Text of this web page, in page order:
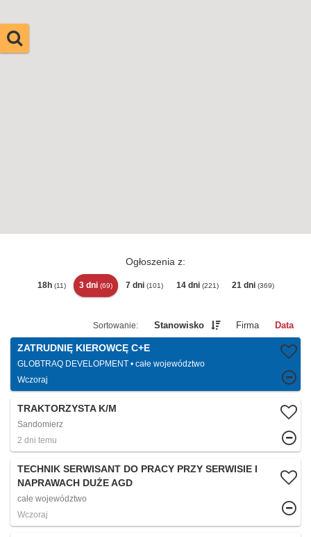
Ogłoszenia z:
18h (11) 3 dni (69) 7 dni (101) 14 dni (221) 21 dni (369)
Stanowisko Firma Data
ZATRUDNIĘ KIEROWCĘ C+E
GLOBTRAQ DEVELOPMENT
całe województwo
Wczoraj
TRAKTORZYSTA K/M
Sandomierz
2 dni temu
TECHNIK SERWISANT DO PRACY PRZY SERWISIE I
NAPRAWACH DUŻE AGD
całe województwo
Wczoraj